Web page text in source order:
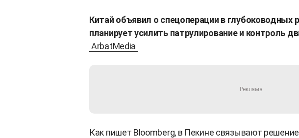
Китай объявил о спецоперации в глубоководных
планирует усилить патрулирование и контроль
ArbatMedia
Как пишет Bloomberg, в Пекине связывают